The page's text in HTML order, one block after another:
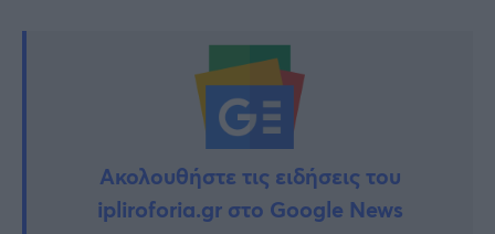
Ακολουθήστε τις ειδήσεις του
ipliroforia.gr στο Google News